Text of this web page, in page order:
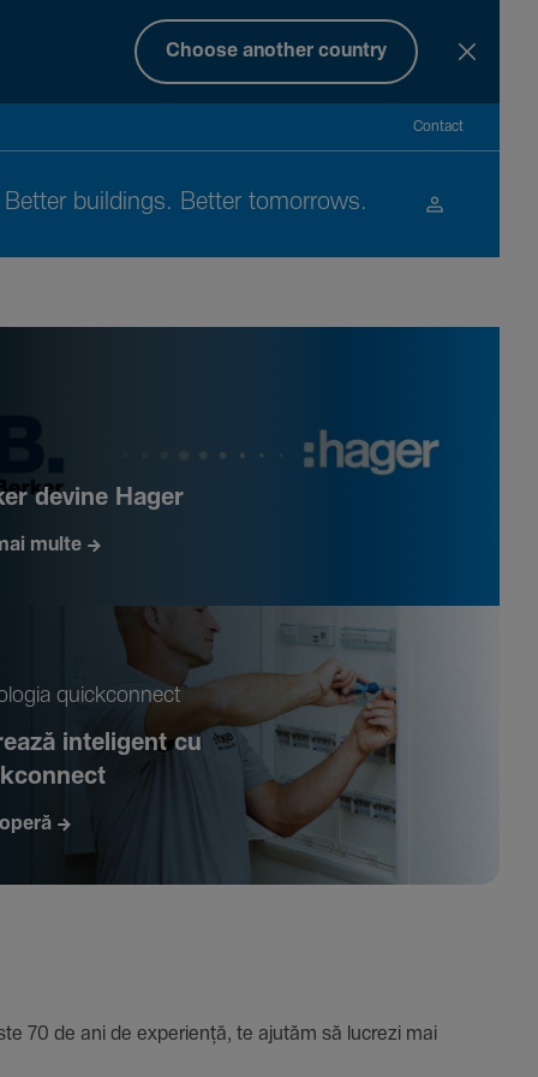
Choose another country
Contact
Better buil­dings. Better tomor­rows.
devine Hager
multe
quickconnect
inte­li­gent cu
de ani de expe­riență, te ajutăm să lucrezi mai